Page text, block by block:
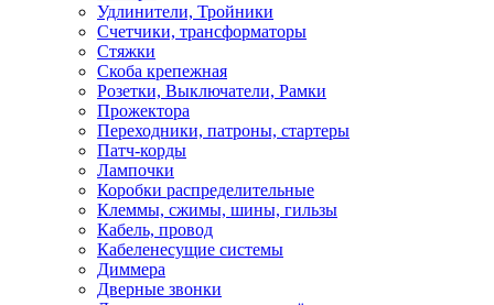
Удлинители, Тройники
Счетчики, трансформаторы
Стяжки
Скоба крепежная
Розетки, Выключатели, Рамки
Прожектора
Переходники, патроны, стартеры
Патч-корды
Лампочки
Коробки распределительные
Клеммы, сжимы, шины, гильзы
Кабель, провод
Кабеленесущие системы
Диммера
Дверные звонки